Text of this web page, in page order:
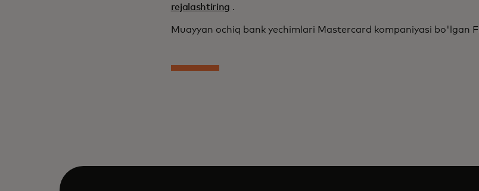
rejalashtiring .
Muayyan ochiq bank yechimlari Mastercard kompaniyasi bo'lgan